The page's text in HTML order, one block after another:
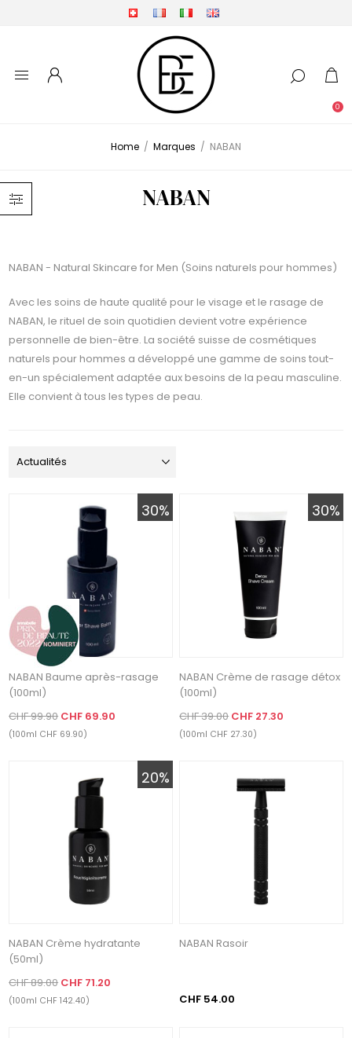
0
Home / Marques / NABAN
NABAN
NABAN - Natural Skincare for Men (Soins naturels pour hommes)
Avec les soins de haute qualité pour le visage et le rasage de
NABAN, le rituel de soin quotidien devient votre expérience
personnelle de bien-être. La société suisse de cosmétiques
naturels pour hommes a développé une gamme de soins tout-
en-un spécialement adaptée aux besoins de la peau masculine.
Elle convient à tous les types de peau.
30%
NABAN Baume après-rasage
(100ml)
CHF 99.90 CHF 69.90
(100ml CHF 69.90)
30%
NABAN Crème de rasage détox
(100ml)
CHF 39.00CHF 27.30
(100ml CHF 27.30)
20%
NABAN Crème hydratante
(50ml)
CHF 89.00 CHF 71.20
(100ml CHF 142.40)
NABAN Rasoir
CHF 54.00